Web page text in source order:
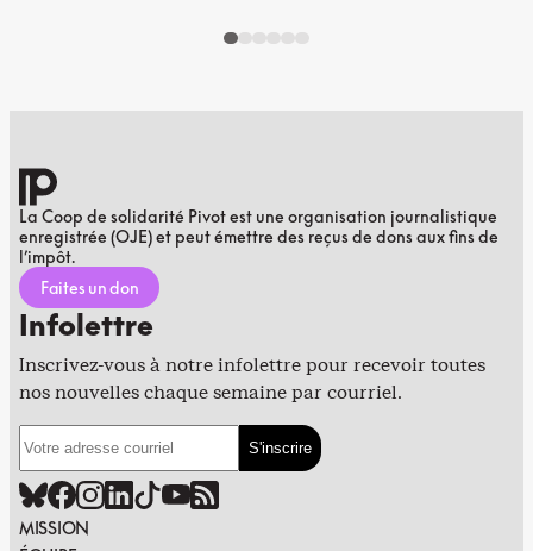
La Coop de solidarité Pivot est une organisation journalistique
enregistrée (OJE) et peut émettre des reçus de dons aux fins de
l’impôt.
Faites un don
Infolettre
Inscrivez-vous à notre infolettre pour recevoir toutes
nos nouvelles chaque semaine par courriel.
MISSION